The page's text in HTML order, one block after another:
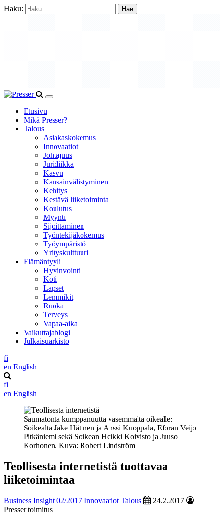
Haku:
Etusivu
Mikä Presser?
Talous
Asiakaskokemus
Innovaatiot
Johtajuus
Juridiikka
Kasvu
Kansainvälistyminen
Kehitys
Kestävä liiketoiminta
Koulutus
Myynti
Sijoittaminen
Työntekijäkokemus
Työympäristö
Yrityskulttuuri
Elämäntyyli
Hyvinvointi
Koti
Lapset
Lemmikit
Ruoka
Terveys
Vapaa-aika
Vaikuttajablogi
Julkaisuarkisto
fi
en English
fi
en English
Saumatonta kumppanuutta vasemmalta oikealle:
Soikealta Jake Hätinen ja Anssi Kuoppala, Eforan Veijo
Pitkäniemi sekä Soikean Heikki Koivisto ja Juuso
Korhonen. Kuva: Robert Lindström
Teollisesta internetistä tuottavaa
liiketoimintaa
Business Insight 02/2017 Innovaatiot Talous
24.2.2017
Presser toimitus